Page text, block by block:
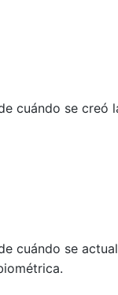
cuándo se creó
cuándo se